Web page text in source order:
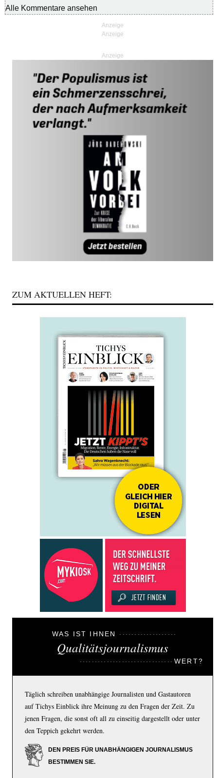
Alle Kommentare ansehen
Anzeige
ZUM AKTUELLEN HEFT:
WAS IST IHNEN
Qualitätsjournalismus
WERT?
Täglich schreiben unabhängige Journalisten und Gastautoren
auf Tichys Einblick ihre Meinung zu den Fragen der Zeit. Zu
jenen Fragen, die sonst oft all zu einseitig dargestellt oder unter
den Teppich gekehrt werden.
DEN PREIS FÜR UNABHÄNGIGEN JOURNALISMUS
BESTIMMEN SIE.